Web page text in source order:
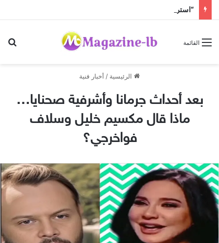
“استراحة” قبل عودة الحرّ!
القائمة
الرئيسية / أخبار فنية
بعد أحداث جرمانا وأشرفية صحنايا…
ماذا قال مكسيم خليل وسلاف
فواخرجي؟